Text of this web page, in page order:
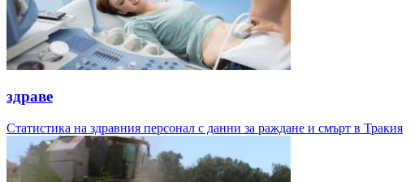
здраве
Статистика на здравния персонал с данни за раждане и смърт в Тракия